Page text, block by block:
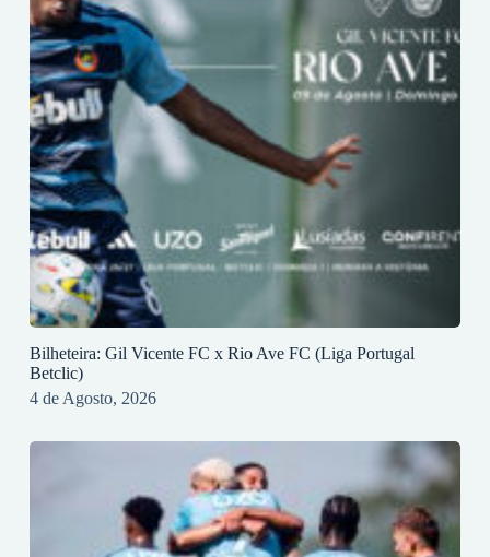
Bilheteira: Gil Vicente FC x Rio Ave FC (Liga Portugal
Betclic)
4 de Agosto, 2026